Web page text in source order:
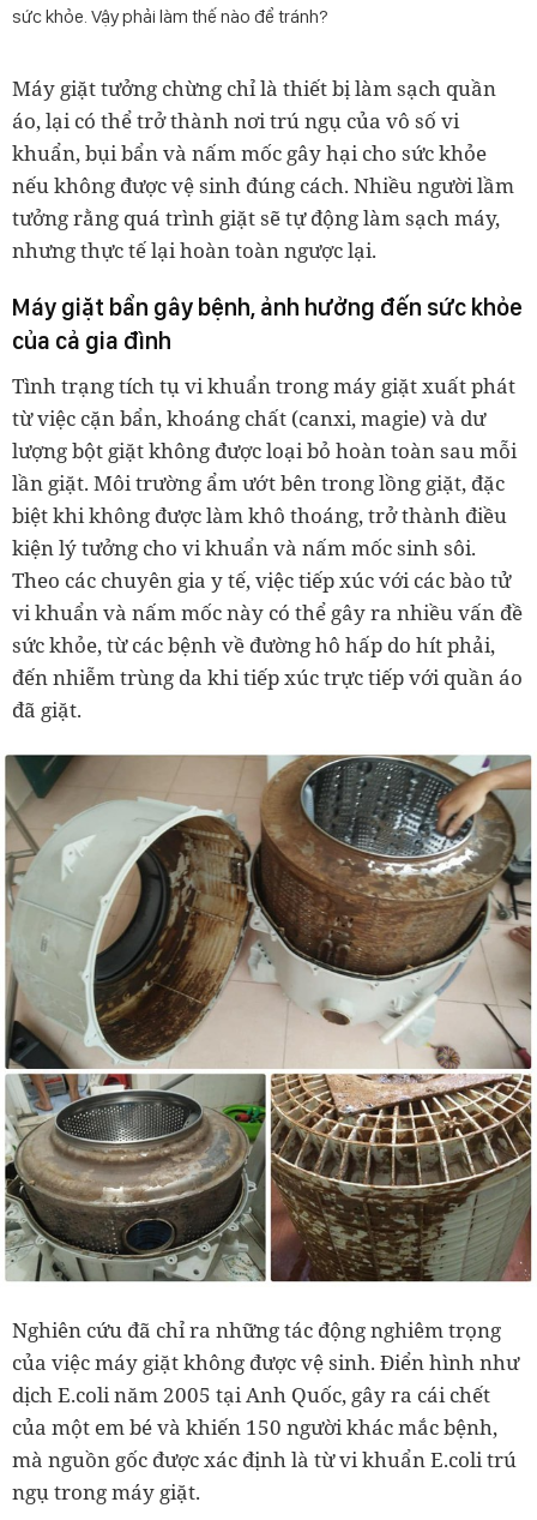
sức khỏe. Vậy phải làm thế nào để tránh?
Máy giặt tưởng chừng chỉ là thiết bị làm sạch quần
áo, lại có thể trở thành nơi trú ngụ của vô số vi
khuẩn, bụi bẩn và nấm mốc gây hại cho sức khỏe
nếu không được vệ sinh đúng cách. Nhiều người lầm
tưởng rằng quá trình giặt sẽ tự động làm sạch máy,
nhưng thực tế lại hoàn toàn ngược lại.
Máy giặt bẩn gây bệnh, ảnh hưởng đến sức khỏe
của cả gia đình
Tình trạng tích tụ vi khuẩn trong máy giặt xuất phát
từ việc cặn bẩn, khoáng chất (canxi, magie) và dư
lượng bột giặt không được loại bỏ hoàn toàn sau mỗi
lần giặt. Môi trường ẩm ướt bên trong lồng giặt, đặc
biệt khi không được làm khô thoáng, trở thành điều
kiện lý tưởng cho vi khuẩn và nấm mốc sinh sôi.
Theo các chuyên gia y tế, việc tiếp xúc với các bào tử
vi khuẩn và nấm mốc này có thể gây ra nhiều vấn đề
sức khỏe, từ các bệnh về đường hô hấp do hít phải,
đến nhiễm trùng da khi tiếp xúc trực tiếp với quần áo
đã giặt.
Nghiên cứu đã chỉ ra những tác động nghiêm trọng
của việc máy giặt không được vệ sinh. Điển hình như
dịch E.coli năm 2005 tại Anh Quốc, gây ra cái chết
của một em bé và khiến 150 người khác mắc bệnh,
mà nguồn gốc được xác định là từ vi khuẩn E.coli trú
ngụ trong máy giặt.